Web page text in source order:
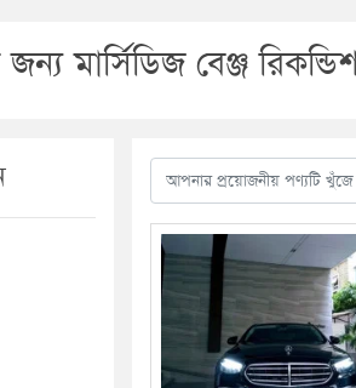
মার্সিডিজ বেঞ্জ